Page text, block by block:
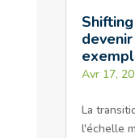
Avr 17,
La
l'échelle